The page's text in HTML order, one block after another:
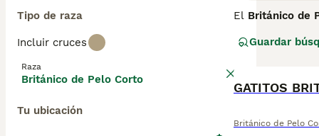
Tipo de raza
Incluir cruces
Raza
Británico de Pelo Corto
Tu ubicación
El Británico de
Con el tiempo,
controlados y
El Británico de
un pelaje
fáciles de
Guardar
GATITOS
Británico de Pelo